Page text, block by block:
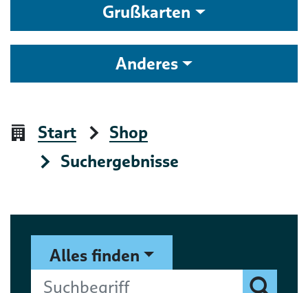
Grußkarten
Anderes
Start
Shop
Suchergebnisse
Suchformular
Alles finden
Suchbegriff